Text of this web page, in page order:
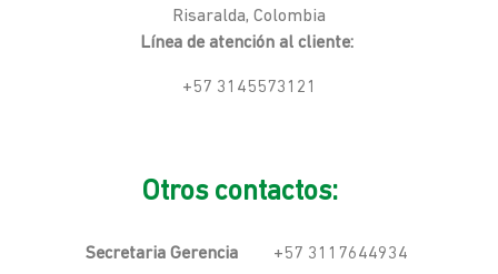
Risaralda, Colombia
Línea de atención al cliente:
+57 3145573121
Otros contactos:
Secretaria Gerencia +57 3117644934